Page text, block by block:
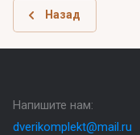
Назад
Напишите нам:
dverikomplekt@mail.ru